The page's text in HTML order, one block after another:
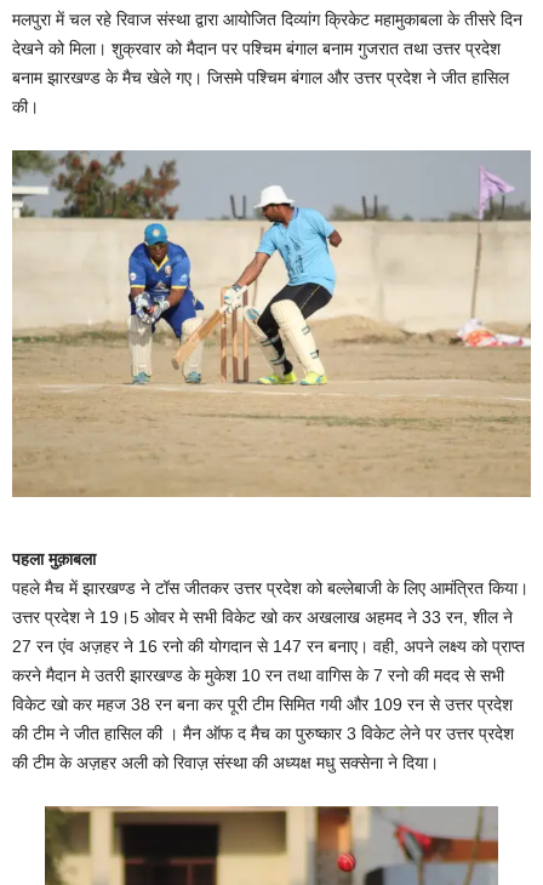
मलपुरा में चल रहे रिवाज संस्था द्वारा आयोजित दिव्यांग क्रिकेट महामुकाबला के तीसरे दिन
देखने को मिला। शुक्रवार को मैदान पर पश्चिम बंगाल बनाम गुजरात तथा उत्तर प्रदेश
बनाम झारखण्ड के मैच खेले गए। जिसमे पश्चिम बंगाल और उत्तर प्रदेश ने जीत हासिल
की।
पहला मुक़ाबला
पहले मैच में झारखण्ड ने टॉस जीतकर उत्तर प्रदेश को बल्लेबाजी के लिए आमंत्रित किया।
उत्तर प्रदेश ने 19।5 ओवर मे सभी विकेट खो कर अखलाख अहमद ने 33 रन, शील ने
27 रन एंव अज़हर ने 16 रनो की योगदान से 147 रन बनाए। वही, अपने लक्ष्य को प्राप्त
करने मैदान मे उतरी झारखण्ड के मुकेश 10 रन तथा वागिस के 7 रनो की मदद से सभी
विकेट खो कर महज 38 रन बना कर पूरी टीम सिमित गयी और 109 रन से उत्तर प्रदेश
की टीम ने जीत हासिल की । मैन ऑफ द मैच का पुरुष्कार 3 विकेट लेने पर उत्तर प्रदेश
की टीम के अज़हर अली को रिवाज़ संस्था की अध्यक्ष मधु सक्सेना ने दिया।